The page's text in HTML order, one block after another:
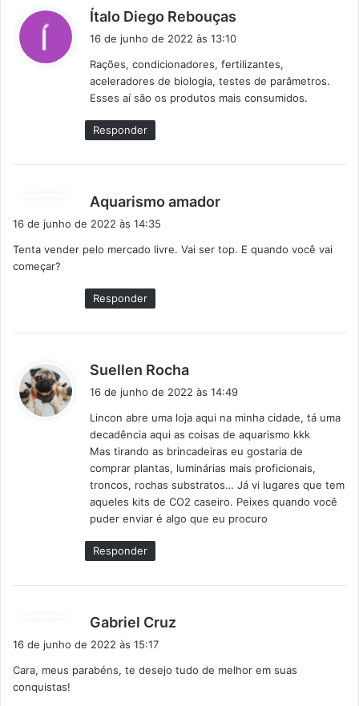
Ítalo Diego Rebouças
s
e
:
16 de junho de 2022 às 13:10
Rações, condicionadores, fertilizantes,
aceleradores de biologia, testes de parâmetros.
Esses aí são os produtos mais consumidos.
Responder
Aquarismo amador
s
16 de junho de 2022 às 14:35
Tenta vender pelo mercado livre. Vai ser top. E quando você vai
começar?
Responder
Suellen Rocha
i
s
e
:
16 de junho de 2022 às 14:49
Lincon abre uma loja aqui na minha cidade, tá uma
decadência aqui as coisas de aquarismo kkk
Mas tirando as brincadeiras eu gostaria de
comprar plantas, luminárias mais proficionais,
troncos, rochas substratos… Já vi lugares que tem
aqueles kits de CO2 caseiro. Peixes quando você
puder enviar é algo que eu procuro
Responder
Gabriel Cruz
s
16 de junho de 2022 às 15:17
Cara, meus parabéns, te desejo tudo de melhor em suas
conquistas!